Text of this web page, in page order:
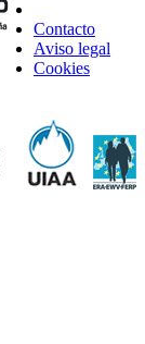
Contacto
Aviso legal
Cookies